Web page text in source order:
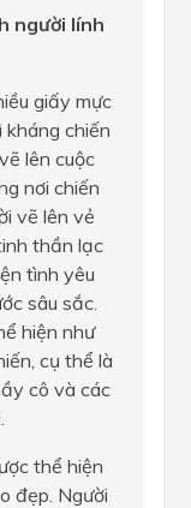
người lính
giấy mực
chiến
lên cuộc
nơi chiến
vẽ lên vẻ
thần lạc
tình yêu
sâu sắc.
hiện như
cụ thể là
cô và các
thể hiện
đẹp. Người